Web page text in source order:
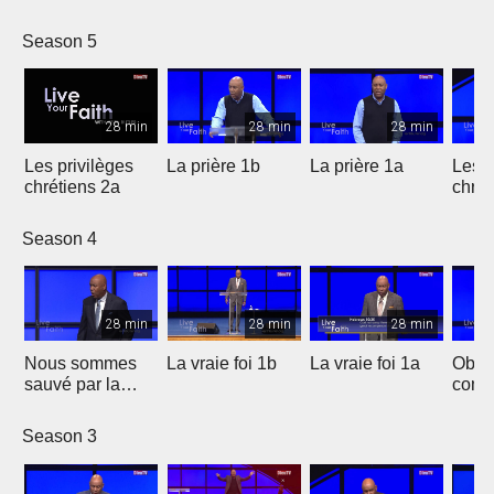
Season 5
28 min
Les privilèges
chrétiens 2a
28 min
La prière 1b
28 min
La prière 1a
Les
Season 4
28 min
Nous sommes
sauvé par la
28 min
La vraie foi 1b
28 min
La vraie foi 1a
Season 3